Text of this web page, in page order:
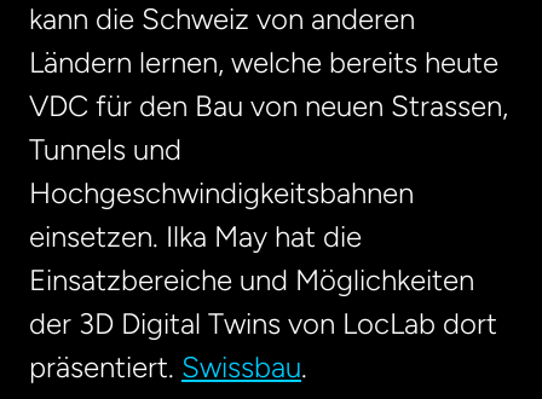
kann die Schweiz von anderen
Ländern lernen, welche bereits heute
VDC für den Bau von neuen Strassen,
Tunnels und
Hochgeschwindigkeitsbahnen
einsetzen. Ilka May hat die
Einsatzbereiche und Möglichkeiten
der 3D Digital Twins von LocLab dort
präsentiert. Swissbau.